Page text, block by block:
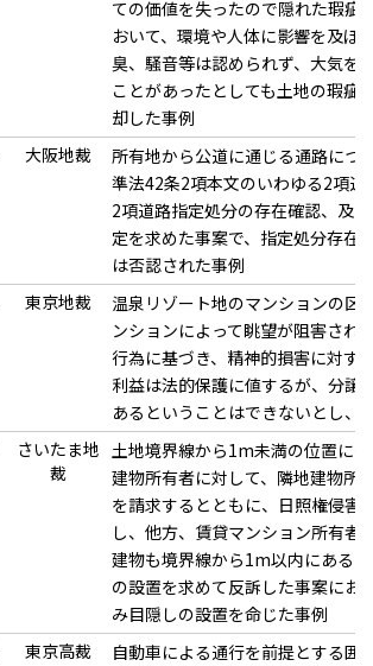
ての価値を失ったので隠れた瑕疵
おいて、環境や人体に影響を及ぼ
臭、騒音等は認められず、大気を
ことがあったとしても土地の瑕疵
却した事例
大阪地裁
所有地から公道に通じる通路につ
準法42条2項本文のいわゆる2項
2項道路指定処分の存在確認、及
定を求めた事案で、指定処分存在
は否認された事例
東京地裁
温泉リゾート地のマンションの区
ンションによって眺望が阻害され
行為に基づき、精神的損害に対す
利益は法的保護に値するが、分譲
あるということはできないとし、
さいたま地
裁
土地境界線から1m未満の位置に
建物所有者に対して、隣地建物所
を請求するとともに、日照権侵害
し、他方、賃貸マンション所有者
建物も境界線から1m以内にある
の設置を求めて反訴した事案にお
み目隠しの設置を命じた事例
東京高裁
自動車による通行を前提とする囲